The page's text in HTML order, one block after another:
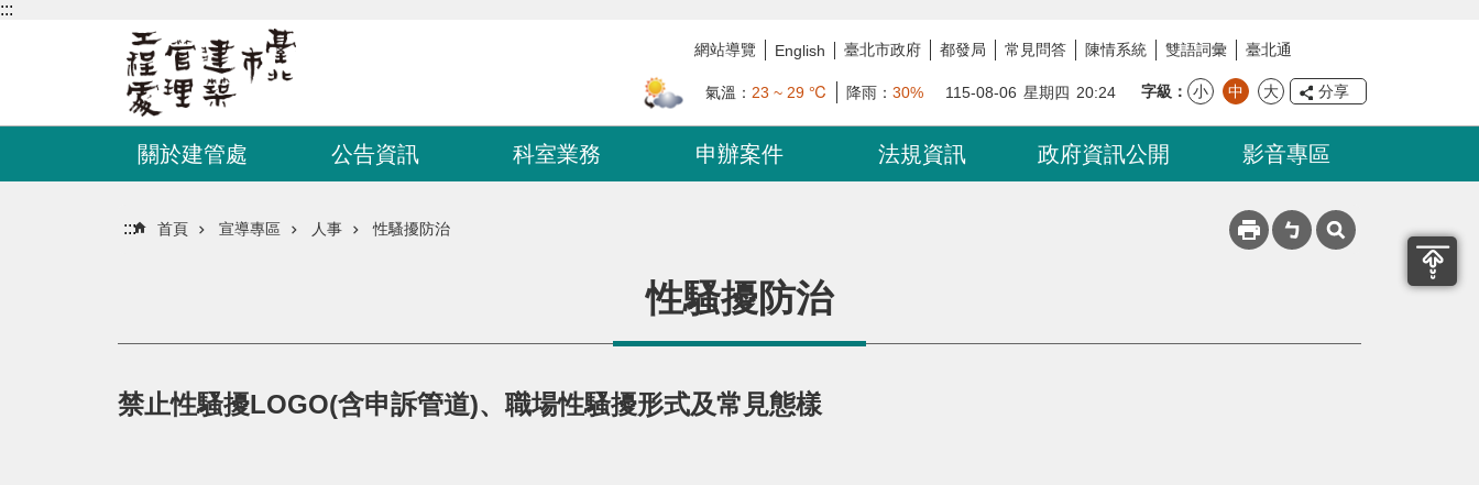
跳到主要內容區塊
:::
網站導覽 English 臺北市政府 都發局 常見問答 陳情系統 雙語詞彙 臺北通
氣溫： 23 ~ 29 ℃ 降雨： 30% 115-08-06 星期四 20:24 字級 小 中 大 分享
關於建管處 公告資訊 科室業務 申辦案件 法規資訊 政府資訊公開 影音專區
::: 首頁 宣導專區 人事 性騷擾防治
性騷擾防治
禁止性騷擾LOGO(含申訴管道)、職場性騷擾形式及常見態樣